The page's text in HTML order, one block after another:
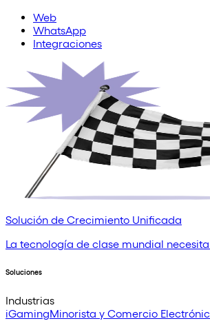
Web
WhatsApp
Integraciones
Solución de Crecimiento Unificada
La tecnología de clase mundial
Soluciones
Industrias
iGamingMinorista y Comercio